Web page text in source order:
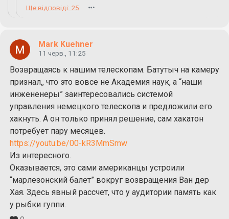
Ще відповіді: 25
Mark Kuehner
11 черв., 11:25
Возвращаясь к нашим телескопам. Батутыч на камеру
признал,, что это вовсе не Академия наук, а “наши
инжененеры” заинтересовались системой
управления немецкого телескопа и предложили его
хакнуть. А он только принял решение, сам хакатон
потребует пару месяцев.
https://youtu.be/00-kR3MmSmw
Из интересного.
Оказывается, это сами американцы устроили
“марлезонский балет” вокруг возвращения Ван дер
Хая. Здесь явный рассчет, что у аудитории память как
у рыбки гуппи.